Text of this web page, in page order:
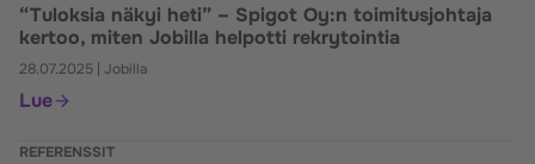
“Tuloksia näkyi heti” – Spigot Oy:n toimitusjohtaja
kertoo, miten Jobilla helpotti rekrytointia
28.07.2025 Jobilla
Lue
REFERENSSIT